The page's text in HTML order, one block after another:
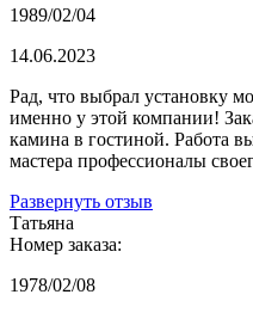
1989/02/04
14.06.2023
Рад, что выбрал установку
именно у этой компании!
камина в гостиной. Работа
мастера профессионалы
Развернуть отзыв
Татьяна
Номер заказа:
1978/02/08